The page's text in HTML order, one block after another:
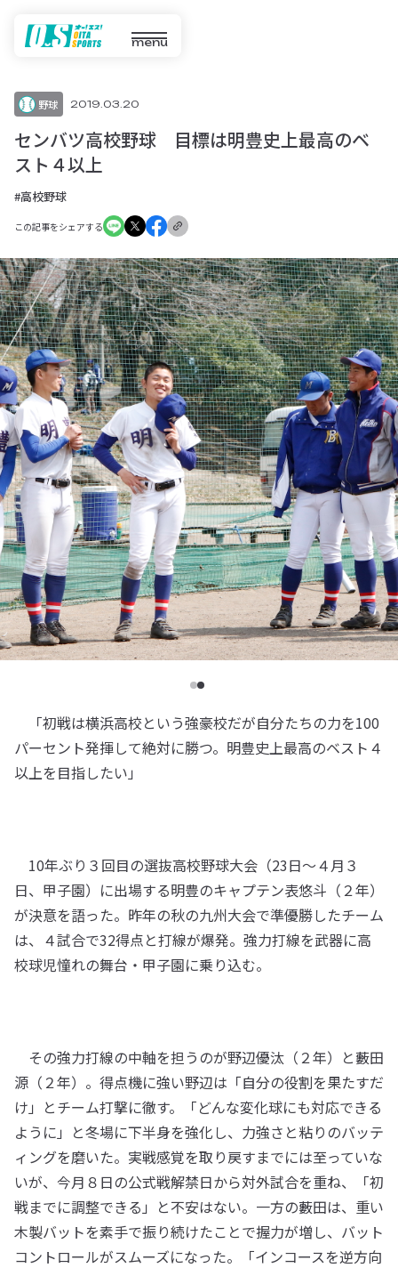
menu
野球 2019.03.20
センバツ高校野球 目標は明豊史上最高のベ
スト４以上
#高校野球
この記事をシェアする
「初戦は横浜高校という強豪校だが自分たちの力を100
パーセント発揮して絶対に勝つ。明豊史上最高のベスト４
以上を目指したい」
10年ぶり３回目の選抜高校野球大会（23日～４月３
日、甲子園）に出場する明豊のキャプテン表悠斗（２年）
が決意を語った。昨年の秋の九州大会で準優勝したチーム
は、４試合で32得点と打線が爆発。強力打線を武器に高
校球児憧れの舞台・甲子園に乗り込む。
その強力打線の中軸を担うのが野辺優汰（２年）と藪田
源（２年）。得点機に強い野辺は「自分の役割を果たすだ
け」とチーム打撃に徹す。「どんな変化球にも対応できる
ように」と冬場に下半身を強化し、力強さと粘りのバッテ
ィングを磨いた。実戦感覚を取り戻すまでには至っていな
いが、今月８日の公式戦解禁日から対外試合を重ね、「初
戦までに調整できる」と不安はない。一方の藪田は、重い
木製バットを素手で振り続けたことで握力が増し、バット
コントロールがスムーズになった。「インコースを逆方向